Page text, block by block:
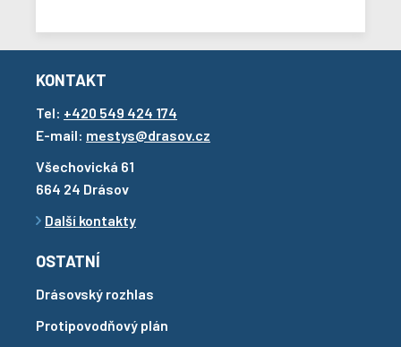
KONTAKT
Tel: +420 549 424 174
E-mail: mestys@drasov.cz
Všechovická 61
664 24 Drásov
Další kontakty
OSTATNÍ
Drásovský rozhlas
Protipovodňový plán